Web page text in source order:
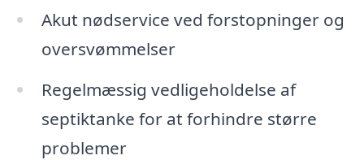
Akut nødservice ved forstopninger og
oversvømmelser
Regelmæssig vedligeholdelse af
septiktanke for at forhindre større
problemer